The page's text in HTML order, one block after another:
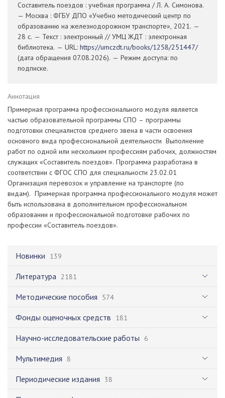
Новинки 139
Литература 2181
Методические пособия 574
Фонды оценочных средств 181
Научно-исследовательские работы 6
Мультимедия 8
Периодические издания 38
Составитель поездов : учебная программа / Л. А. Симонова.
— Москва : ФГБУ ДПО «Учебно методический центр по
образованию на железнодорожном транспорте», 2021. —
28 с. — Текст : электронный // УМЦ ЖДТ : электронная
библиотека. — URL: https://umczdt.ru/books/1258/251447/
(дата обращения 07.08.2026). — Режим доступа: по
подписке.
Аннотация
Примерная программа профессионального модуля является
частью образовательной программы СПО – программы
подготовки специалистов среднего звена в части освоения
основного вида профессиональной деятельности Выполнение
работ по одной или нескольким профессиям рабочих, должностям
служащих «Составитель поездов». Программа разработана в
соответствии с ФГОС СПО для специальности 23.02.01
Организация перевозок и управление на транспорте (по
видам). Примерная программа профессионального модуля может
быть использована в дополнительном профессиональном
образовании и профессиональной подготовке рабочих по
профессии «Составитель поездов».